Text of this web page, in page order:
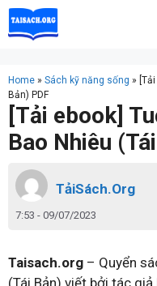
Skip
to
Home » Sách kỹ năng sống »
Bản) PDF
[Tải ebook]
Bao Nhiêu
TảiSách.Org
7:53 - 09/07/2023
Taisach.org – Quyển
(Tái Bản) viết bởi tác